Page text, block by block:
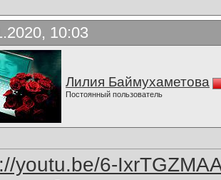
10:03
Лилия Баймухаметова
Постоянный пользователь
youtu.be/6-